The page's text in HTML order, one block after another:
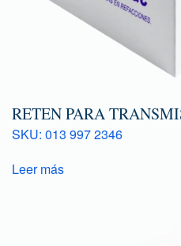
RETEN PARA
SKU: 013 997 2346
Leer más